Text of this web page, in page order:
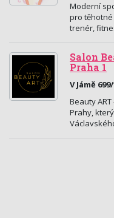
Moderní
pro
trenér,
Salon
Praha 1
V Jámě
Beauty
Prahy,